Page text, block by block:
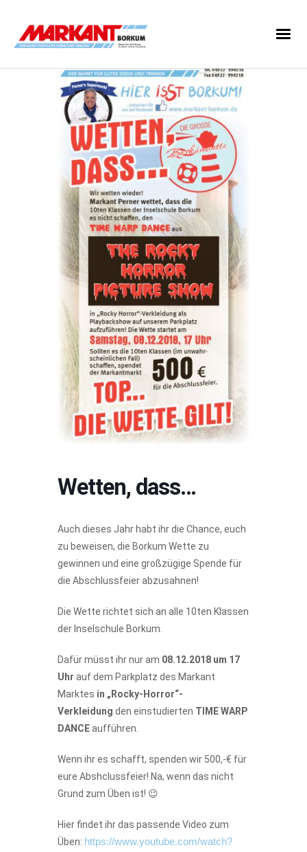
Wetten, dass…
Auch dieses Jahr habt ihr die Chance, euch
zu beweisen, die Borkum Wette zu
gewinnen und eine großzügige Spende für
die Abschlussfeier abzusahnen!
Die Wette richtet sich an alle 10ten Klassen
der Inselschule Borkum.
Dafür müsst ihr nur am 08.12.2018 um 17
Uhr auf dem Parkplatz des Markant
Marktes in „Rocky-Horror“-
Verkleidung den einstudierten TIME WARP
DANCEaufführen.
Wenn ihr es schafft, spenden wir 500,-€ für
eure Abshclussfeier! Na, wenn das nicht
Grund zum Üben ist! 😉
Hier findet ihr das passende Video zum
Üben: https://www.youtube.com/watch?